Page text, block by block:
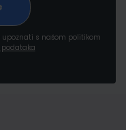
s našom politikom